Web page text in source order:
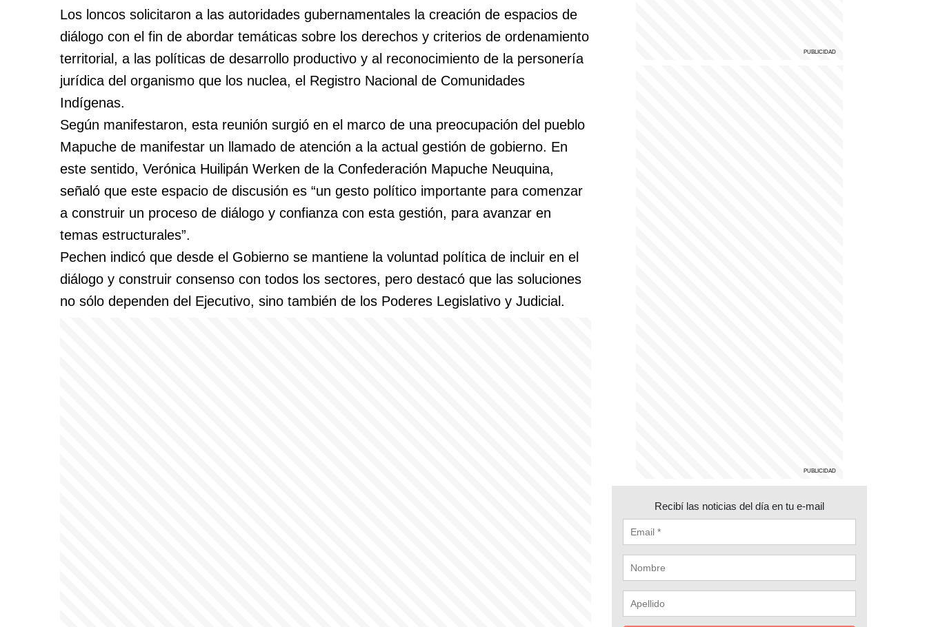
Los loncos solicitaron a las autoridades gubernamentales la creación de espacios de
diálogo con el fin de abordar temáticas sobre los derechos y criterios de ordenamiento
territorial, a las políticas de desarrollo productivo y al reconocimiento de la personería
jurídica del organismo que los nuclea, el Registro Nacional de Comunidades
Indígenas.
Según manifestaron, esta reunión surgió en el marco de una preocupación del pueblo
Mapuche de manifestar un llamado de atención a la actual gestión de gobierno. En
este sentido, Verónica Huilipán Werken de la Confederación Mapuche Neuquina,
señaló que este espacio de discusión es “un gesto político importante para comenzar
a construir un proceso de diálogo y confianza con esta gestión, para avanzar en
temas estructurales”.
Pechen indicó que desde el Gobierno se mantiene la voluntad política de incluir en el
diálogo y construir consenso con todos los sectores, pero destacó que las soluciones
no sólo dependen del Ejecutivo, sino también de los Poderes Legislativo y Judicial.
Recibí las noticias del día en tu e-mail